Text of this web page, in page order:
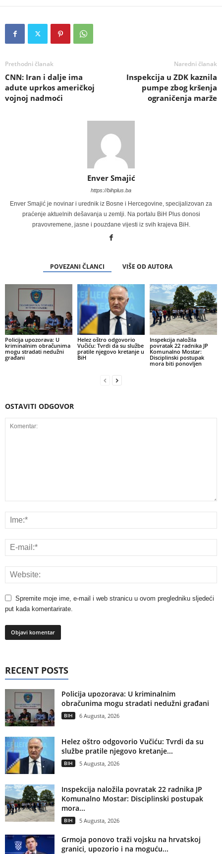
Prethodni članak
CNN: Iran i dalje ima
adute uprkos američkoj
vojnoj nadmoći
Naredni članak
Inspekcija u ZDK kaznila
pumpe zbog kršenja
ograničenja marže
Enver Smajić
https://bihplus.ba
Enver Smajić je novinar i urednik iz Bosne i Hercegovine, specijalizovan za
praćenje aktuelnih dešavanja u zemlji. Na portalu BiH Plus donosi
pravovremene, jasne i pouzdane vijesti iz svih krajeva BiH.
POVEZANI ČLANCI VIŠE OD AUTORA
Policija upozorava: U
kriminalnim obračunima
mogu stradati nedužni
građani
Helez oštro odgovorio
Vučiću: Tvrdi da su službe
pratile njegovo kretanje u
BiH
Inspekcija naložila
povratak 22 radnika JP
Komunalno Mostar:
Disciplinski postupak
mora biti ponovljen
OSTAVITI ODGOVOR
Spremite moje ime, e-mail i web stranicu u ovom pregledniku sljedeći
put kada komentarirate.
RECENT POSTS
Policija upozorava: U kriminalnim
obračunima mogu stradati nedužni građani
BIH 6 Augusta, 2026
Helez oštro odgovorio Vučiću: Tvrdi da su
službe pratile njegovo kretanje...
BIH 5 Augusta, 2026
Inspekcija naložila povratak 22 radnika JP
Komunalno Mostar: Disciplinski postupak
mora...
BIH 5 Augusta, 2026
Grmoja ponovo traži vojsku na hrvatskoj
granici, upozorio i na moguću...